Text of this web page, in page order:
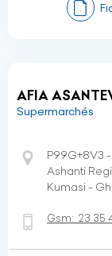
AFIA
Supermarchés
P99G+8V3
Ashanti
Kumasi -
Gsm: 23 35